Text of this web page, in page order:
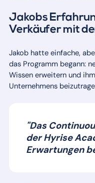
Jakobs
Verkäufer mit
Jakob hatte einfache,
das Programm begann:
Wissen erweitern und
Unternehmens
"Das
der Hyrise
Erwartungen